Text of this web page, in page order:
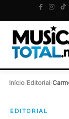
Início Editorial
EDITORIAL